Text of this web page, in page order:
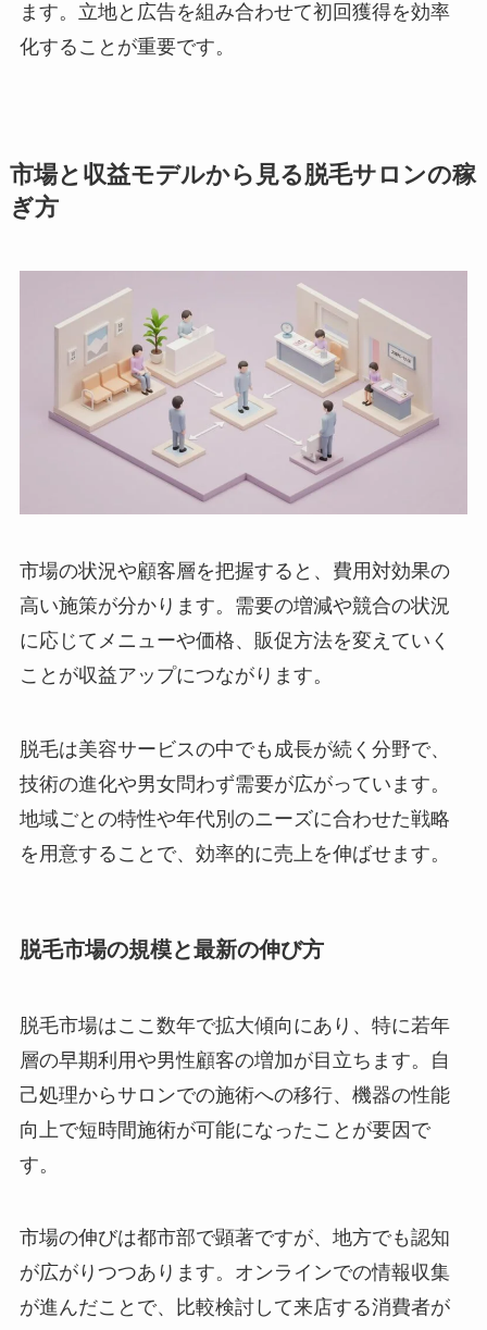
ます。立地と広告を組み合わせて初回獲得を効率
化することが重要です。
市場と収益モデルから見る脱毛サロンの稼
ぎ方
市場の状況や顧客層を把握すると、費用対効果の
高い施策が分かります。需要の増減や競合の状況
に応じてメニューや価格、販促方法を変えていく
ことが収益アップにつながります。
脱毛は美容サービスの中でも成長が続く分野で、
技術の進化や男女問わず需要が広がっています。
地域ごとの特性や年代別のニーズに合わせた戦略
を用意することで、効率的に売上を伸ばせます。
脱毛市場の規模と最新の伸び方
脱毛市場はここ数年で拡大傾向にあり、特に若年
層の早期利用や男性顧客の増加が目立ちます。自
己処理からサロンでの施術への移行、機器の性能
向上で短時間施術が可能になったことが要因で
す。
市場の伸びは都市部で顕著ですが、地方でも認知
が広がりつつあります。オンラインでの情報収集
が進んだことで、比較検討して来店する消費者が